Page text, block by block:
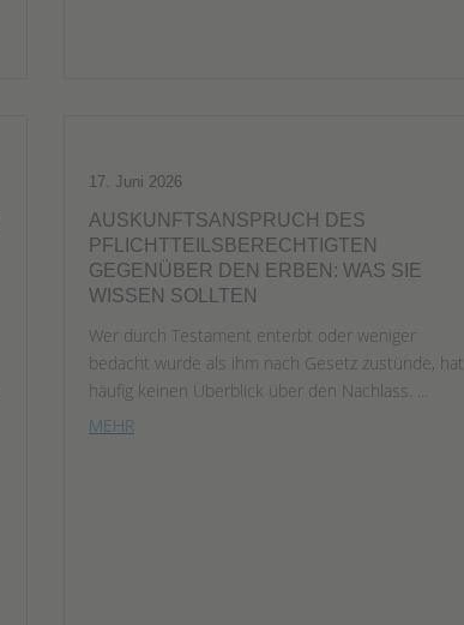
17. Juni 2026
AUSKUNFTSANSPRUCH DES
PFLICHTTEILSBERECHTIGTEN
GEGENÜBER DEN ERBEN: WAS SIE
WISSEN SOLLTEN
Wer durch Testament enterbt oder weniger
bedacht wurde als ihm nach Gesetz zustünde, hat
häufig keinen Überblick über den Nachlass. ...
MEHR